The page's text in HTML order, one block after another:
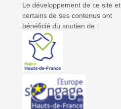
Le développement de ce site et
certains de ses contenus ont
bénéficié du soutien de :